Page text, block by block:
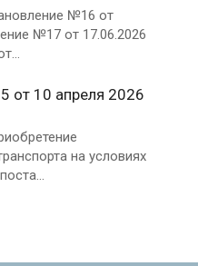
№16 от
№17 от 17.06.2026
от 10 апреля 2026
на условиях